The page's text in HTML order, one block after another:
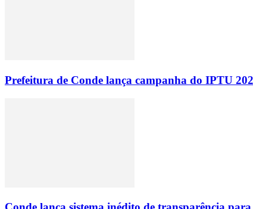
Prefeitura de Conde lança campanha do IPTU